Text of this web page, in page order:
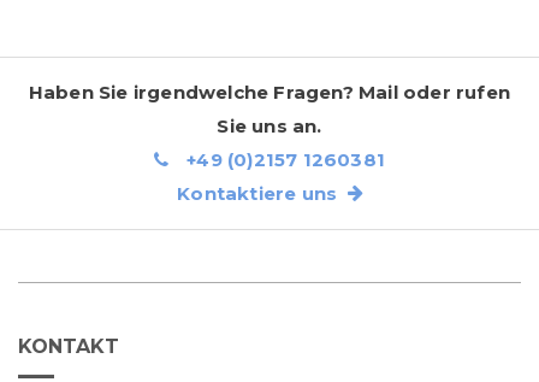
Haben Sie irgendwelche Fragen? Mail oder rufen
Sie uns an.
+49 (0)2157 1260381
Kontaktiere uns
KONTAKT